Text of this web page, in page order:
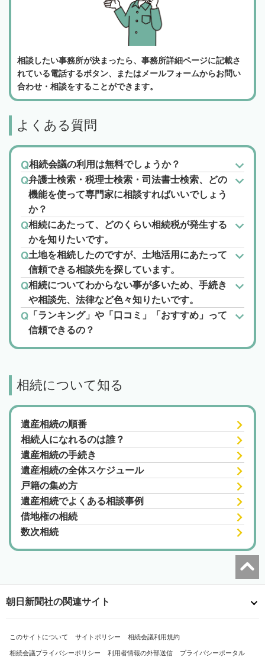
相談したい事務所が決まったら、事務所詳細ページに記載さ
れている電話するボタン、またはメールフォームからお問い
合わせ・相談をすることができます。
よくある質問
相続会議の利用は無料でしょうか？
弁護士検索・税理士検索・司法書士検索、どの
機能を使って専門家に相談すればいいでしょう
か？
相続にあたって、どのくらい相続税が発生する
かを知りたいです。
土地を相続したのですが、土地活用にあたって
信頼できる相談先を探しています。
相続についてわからない事が多いため、手続き
や相談先、法律など色々知りたいです。
「ランキング」や「口コミ」「おすすめ」って
信頼できるの？
相続について知る
遺産相続の順番
相続人になれるのは誰？
遺産相続の手続き
遺産相続の全体スケジュール
戸籍の集め方
遺産相続でよくある相談事例
借地権の相続
数次相続
朝日新聞社の関連サイト
このサイトについて サイトポリシー 相続会議利用規約
相続会議プライバシーポリシー 利用者情報の外部送信 プライバシーポータル